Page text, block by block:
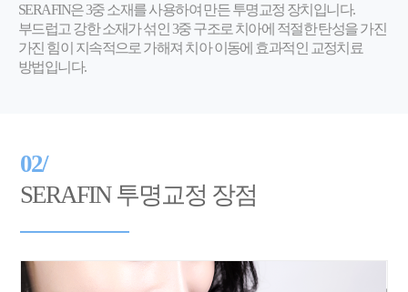
SERAFIN은 3중 소재를 사용하여 만든 투명교정 장치입니다.
부드럽고 강한 소재가 섞인 3중 구조로 치아에 적절한 탄성을 가진
가진 힘이 지속적으로 가해져 치아 이동에 효과적인 교정치료
방법입니다.
02/
SERAFIN 투명교정 장점